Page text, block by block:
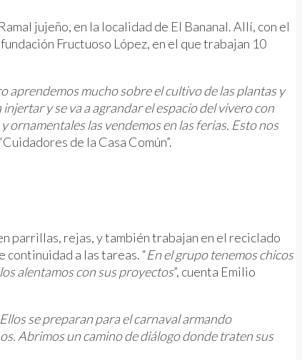
jujeño, en la localidad de El Bananal. Allí, con el
Fructuoso López, en el que trabajan 10
aprendemos mucho sobre el cultivo de las plantas y
y se va a agrandar el espacio del vivero con
ornamentales las vendemos en las ferias. Esto nos
de la Casa Común”.
parrillas, rejas, y también trabajan en el reciclado
a las tareas. “En el grupo tenemos chicos
alentamos con sus proyectos”, cuenta Emilio
se preparan para el carnaval armando
Abrimos un camino de diálogo donde traten sus